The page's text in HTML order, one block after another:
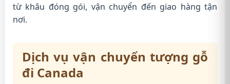
từ khâu đóng gói, vận chuyển đến giao hàng tận
nơi.
Dịch vụ vận chuyển tượng gỗ
đi Canada